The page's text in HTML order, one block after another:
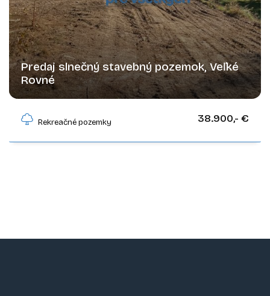
Predaj slnečný stavebný pozemok, Veľké
Rovné
Rekreačné pozemky
38.900,- €